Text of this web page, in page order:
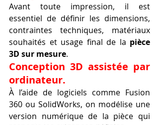
Avant toute impression, il est
essentiel de définir les dimensions,
contraintes techniques, matériaux
souhaités et usage final de la pièce
3D sur mesure.
Conception 3D assistée par
ordinateur.
À l’aide de logiciels comme Fusion
360 ou SolidWorks, on modélise une
version numérique de la pièce qui